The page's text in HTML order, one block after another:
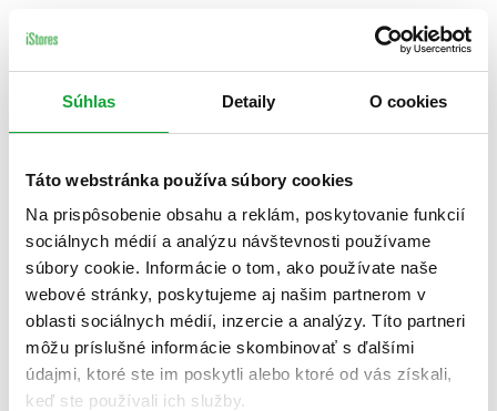
Súhlas Detaily O cookies
Táto webstránka používa súbory cookies
Na prispôsobenie obsahu a reklám, poskytovanie funkcií
sociálnych médií a analýzu návštevnosti používame
súbory cookie. Informácie o tom, ako používate naše
webové stránky, poskytujeme aj našim partnerom v
oblasti sociálnych médií, inzercie a analýzy. Títo partneri
môžu príslušné informácie skombinovať s ďalšími
údajmi, ktoré ste im poskytli alebo ktoré od vás získali,
keď ste používali ich služby.